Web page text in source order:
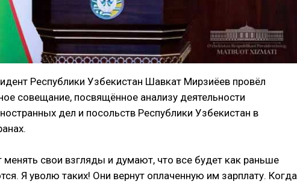
Республики Узбекистан Шавкат Мирзиёев провёл
совещание, посвящённое анализу деятельности
дел и посольств Республики Узбекистан в
менять свои взгляды и думают, что все будет как раньше
Я уволю таких! Они вернут оплаченную им зарплату. Когда